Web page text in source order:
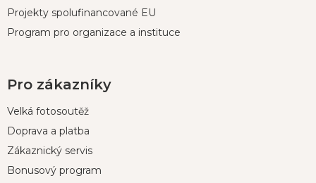
Projekty spolufinancované EU
Program pro organizace a instituce
Pro zákazníky
Velká fotosoutěž
Doprava a platba
Zákaznický servis
Bonusový program